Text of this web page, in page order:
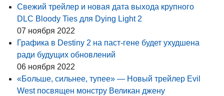
Свежий трейлер и новая дата выхода крупного
DLC Bloody Ties для Dying Light 2
07 ноября 2022
Графика в Destiny 2 на паст-гене будет ухудшена
ради будущих обновлений
06 ноября 2022
«Больше, сильнее, тупее» — Новый трейлер Evil
West посвящен монстру Великан джену